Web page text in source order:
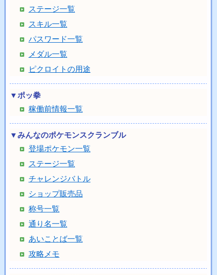
ステージ一覧
スキル一覧
パスワード一覧
メダル一覧
ピクロイトの用途
▼ポッ拳
稼働前情報一覧
▼みんなのポケモンスクランブル
登場ポケモン一覧
ステージ一覧
チャレンジバトル
ショップ販売品
称号一覧
通り名一覧
あいことば一覧
攻略メモ